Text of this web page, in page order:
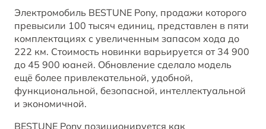
ПОЛУЧИТЬ ПРЕДЛОЖЕНИЕ
АВТОМОБИЛИ В НАЛИЧИИ
Кредитные программы
BESTUNE в Однокласники
BESTUNE в Телеграм
BESTUNE в YouTube
BESTUNE в Яндекс Дзен
Электромобиль BESTUNE Pony, продажи которого
превысили 100 тысяч единиц, представлен в пяти
комплектациях с увеличенным запасом хода до
222 км. Стоимость новинки варьируется от 34 900
до 45 900 юаней. Обновление сделало модель
ещё более привлекательной, удобной,
функциональной, безопасной, интеллектуальной
и экономичной.
BESTUNE Pony позиционируется как